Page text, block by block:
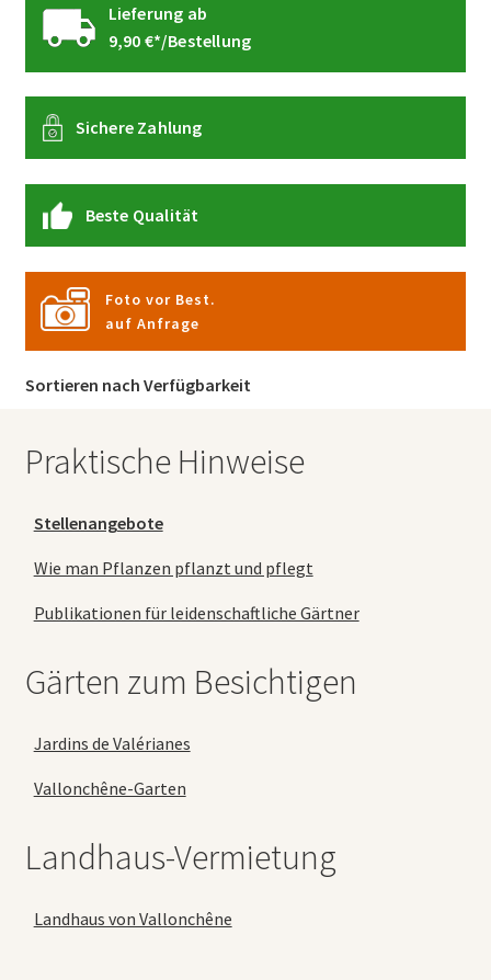
Lieferung ab
9,90 €*/Bestellung
Sichere Zahlung
Beste Qualität
Foto vor Best.
auf Anfrage
Sortieren nach Verfügbarkeit
Praktische Hinweise
Stellenangebote
Wie man Pflanzen pflanzt und pflegt
Publikationen für leidenschaftliche Gärtner
Gärten zum Besichtigen
Jardins de Valérianes
Vallonchêne-Garten
Landhaus-Vermietung
Landhaus von Vallonchêne